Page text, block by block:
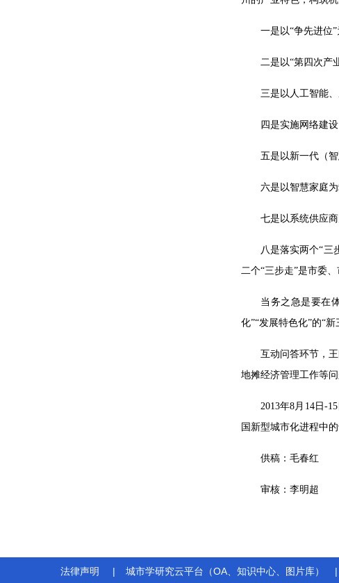
一是以“争先进位
二是以“第四次产
三是以人工智能
四是实施网络建
五是以新一代（
六是以智慧家庭
七是以系统供应
八是落实两个“
二个“三步走”是市委
当务之急是要在
化”“发展特色化”的“新
互动问答环节，
地摊经济管理工作等
2013年8月14日-
国新型城市化进程中
供稿：毛春红
审核：李明超
法律声明 | 城市学研究云平台（OA、知识中心、图片库） |